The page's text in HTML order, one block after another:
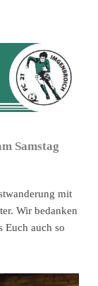
Samstag
mit
Wir bedanken
Euch auch so